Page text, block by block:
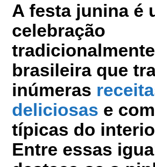
A festa junina é
celebração
tradicionalmente
brasileira que
inúmeras
deliciosas e
típicas do
Entre essas